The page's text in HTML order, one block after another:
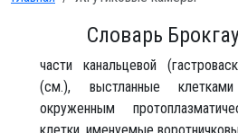
Словарь
части канальцевой
(см.), выстланные
окруженным